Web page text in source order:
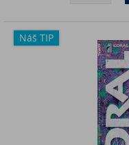
Náš TIP